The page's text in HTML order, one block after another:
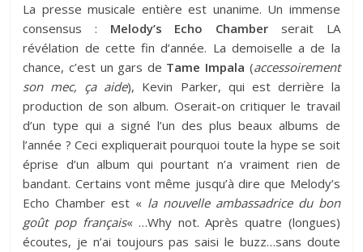
La presse musicale entière est unanime. Un immense
consensus : Melody’s Echo Chamber serait LA
révélation de cette fin d’année. La demoiselle a de la
chance, c’est un gars de Tame Impala (accessoirement
son mec, ça aide), Kevin Parker, qui est derrière la
production de son album. Oserait-on critiquer le travail
d’un type qui a signé l’un des plus beaux albums de
l’année ? Ceci expliquerait pourquoi toute la hype se soit
éprise d’un album qui pourtant n’a vraiment rien de
bandant. Certains vont même jusqu’à dire que Melody’s
Echo Chamber est « la nouvelle ambassadrice du bon
goût pop français« …Why not. Après quatre (longues)
écoutes, je n’ai toujours pas saisi le buzz…sans doute